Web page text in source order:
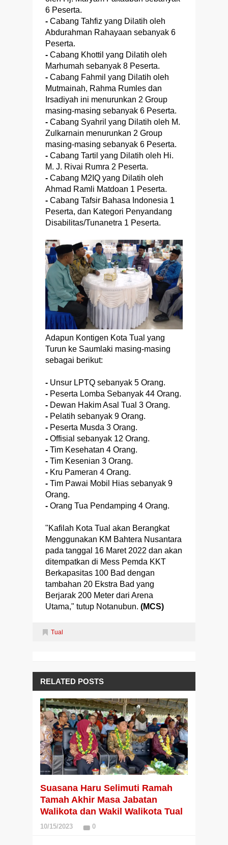
6 Peserta.
- Cabang Tahfiz yang Dilatih oleh
Abdurahman Rahayaan sebanyak 6
Peserta.
- Cabang Khottil yang Dilatih oleh
Marhumah sebanyak 8 Peserta.
- Cabang Fahmil yang Dilatih oleh
Mutmainah, Rahma Rumles dan
Irsadiyah ini menurunkan 2 Group
masing-masing sebanyak 6 Peserta.
- Cabang Syahril yang Dilatih oleh M.
Zulkarnain menurunkan 2 Group
masing-masing sebanyak 6 Peserta.
- Cabang Tartil yang Dilatih oleh Hi.
M. J. Rivai Rumra 2 Peserta.
- Cabang M2IQ yang Dilatih oleh
Ahmad Ramli Matdoan 1 Peserta.
- Cabang Tafsir Bahasa Indonesia 1
Peserta, dan Kategori Penyandang
Disabilitas/Tunanetra 1 Peserta.
Adapun Kontigen Kota Tual yang
Turun ke Saumlaki masing-masing
sebagai berikut:
- Unsur LPTQ sebanyak 5 Orang.
- Peserta Lomba Sebanyak 44 Orang.
- Dewan Hakim Asal Tual 3 Orang.
- Pelatih sebanyak 9 Orang.
- Peserta Musda 3 Orang.
- Offisial sebanyak 12 Orang.
- Tim Kesehatan 4 Orang.
- Tim Kesenian 3 Orang.
- Kru Pameran 4 Orang.
- Tim Pawai Mobil Hias sebanyak 9
Orang.
- Orang Tua Pendamping 4 Orang.
"Kafilah Kota Tual akan Berangkat
Menggunakan KM Bahtera Nusantara
pada tanggal 16 Maret 2022 dan akan
ditempatkan di Mess Pemda KKT
Berkapasitas 100 Bad dengan
tambahan 20 Ekstra Bad yang
Berjarak 200 Meter dari Arena
Utama," tutup Notanubun. (MCS)
Tual
RELATED POSTS
Suasana Haru Selimuti Ramah
Tamah Akhir Masa Jabatan
Walikota dan Wakil Walikota Tual
10/15/2023 0